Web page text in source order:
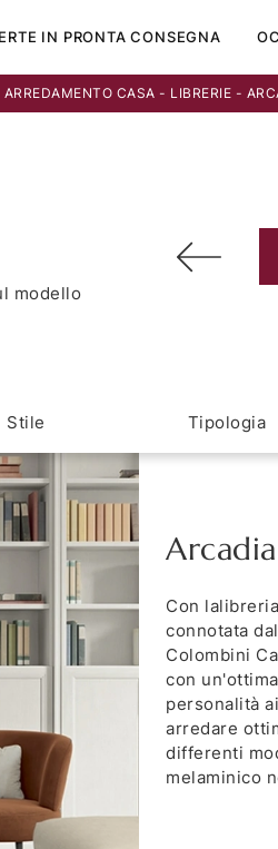
IN PRONTA CONSEGNA
ARREDAMENTO CASA - LIBRERIE -
modello
Stile Tipologia
Con lalibreria
connotata
Colombini
con
personalità
arredare
differenti
melaminico